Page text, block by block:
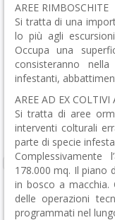
AREE RIMBOSCHITE
Si tratta di una
lo più agli
Occupa una
consisteranno
infestanti,
AREE AD EX
Si tratta di aree
interventi colturali
parte di specie
178.000 mq. Il piano
in bosco a macchia.
delle operazioni
programmati nel